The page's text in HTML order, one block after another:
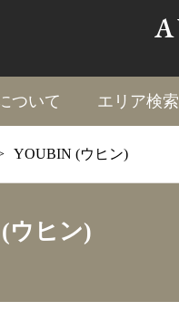
ついて エリア検索
YOUBIN (ウヒン)
ウヒン)